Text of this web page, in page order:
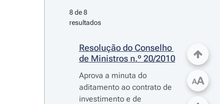
8 de 8
resultados
Resolução do Conselho
de Ministros n.º 20/2010
Aprova a minuta do
aditamento ao contrato de
investimento e de
AA